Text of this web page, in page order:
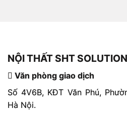
NỘI THẤT SHT SOLUTION
Văn phòng giao dịch
Số 4V6B, KĐT Văn Phú,
Hà Nội.